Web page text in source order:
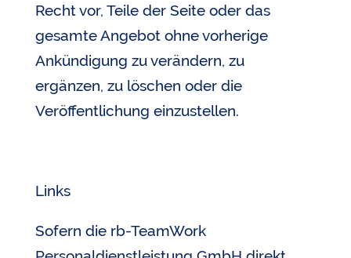
Recht vor, Teile der Seite oder das
gesamte Angebot ohne vorherige
Ankündigung zu verändern, zu
ergänzen, zu löschen oder die
Veröffentlichung einzustellen.
Links
Sofern die rb-TeamWork